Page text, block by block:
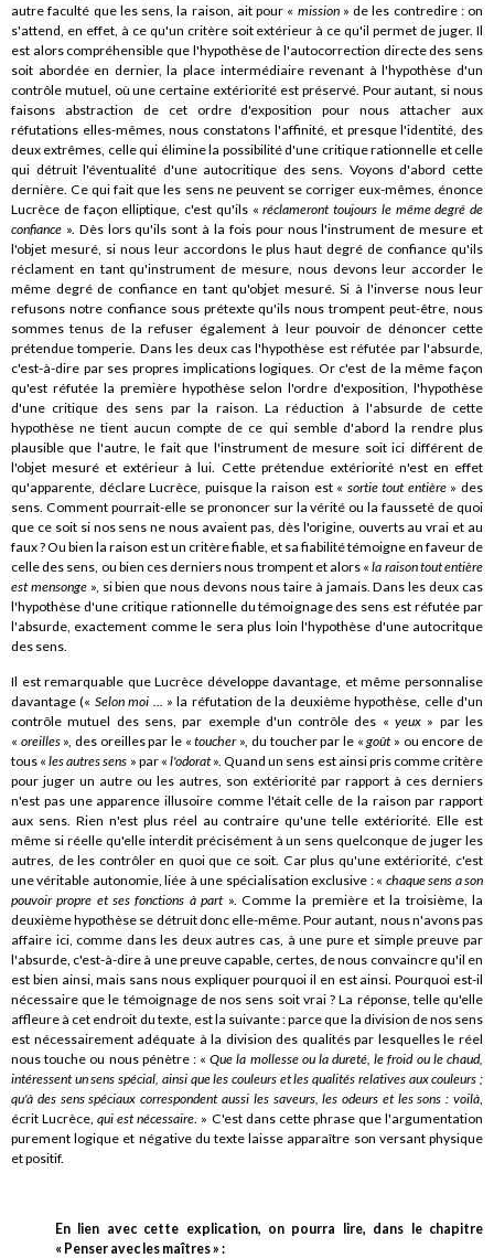
autre faculté que les sens, la raison, ait pour « mission» de les contredire : on
s'attend, en effet, à ce qu'un critère soit extérieur à ce qu'il permet de juger. Il
est alors compréhensible que l'hypothèse de l'autocorrection directe des sens
soit abordée en dernier, la place intermédiaire revenant à l'hypothèse d'un
contrôle mutuel, où une certaine extériorité est préservé. Pour autant, si nous
faisons abstraction de cet ordre d'exposition pour nous attacher aux
réfutations elles-mêmes, nous constatons l'affinité, et presque l'identité, des
deux extrêmes, celle qui élimine la possibilité d'une critique rationnelle et celle
qui détruit l'éventualité d'une autocritique des sens. Voyons d'abord cette
dernière. Ce qui fait que les sens ne peuvent se corriger eux-mêmes, énonce
Lucrèce de façon elliptique, c'est qu'ils «réclameront toujours le même degré de
confiance ». Dès lors qu'ils sont à la fois pour nous l'instrument de mesure et
l'objet mesuré, si nous leur accordons le plus haut degré de confiance qu'ils
réclament en tant qu'instrument de mesure, nous devons leur accorder le
même degré de confiance en tant qu'objet mesuré. Si à l'inverse nous leur
refusons notre confiance sous prétexte qu'ils nous trompent peut-être, nous
sommes tenus de la refuser également à leur pouvoir de dénoncer cette
prétendue tomperie. Dans les deux cas l'hypothèse est réfutée par l'absurde,
c'est-à-dire par ses propres implications logiques. Or c'est de la même façon
qu'est réfutée la première hypothèse selon l'ordre d'exposition, l'hypothèse
d'une critique des sens par la raison. La réduction à l'absurde de cette
hypothèse ne tient aucun compte de ce qui semble d'abord la rendre plus
plausible que l'autre, le fait que l'instrument de mesure soit ici différent de
l'objet mesuré et extérieur à lui. Cette prétendue extériorité n'est en effet
qu'apparente, déclare Lucrèce, puisque la raison est « sortie tout entière» des
sens. Comment pourrait-elle se prononcer sur la vérité ou la fausseté de quoi
que ce soit si nos sens ne nous avaient pas, dès l'origine, ouverts au vrai et au
faux ? Ou bien la raison est un critère fiable, et sa fiabilité témoigne en faveur de
celle des sens, ou bien ces derniers nous trompent et alors «la raison tout entière
est mensonge», si bien que nous devons nous taire à jamais. Dans les deux cas
l'hypothèse d'une critique rationnelle du témoignage des sens est réfutée par
l'absurde, exactement comme le sera plus loin l'hypothèse d'une autocritque
des sens.
Il est remarquable que Lucrèce développe davantage, et même personnalise
davantage (« Selon moi ... » la réfutation de la deuxième hypothèse, celle d'un
contrôle mutuel des sens, par exemple d'un contrôle des «yeux » par les
« oreilles», des oreilles par le «toucher», du toucher par le «goût» ou encore de
tous «les autres sens » par « l'odorat». Quand un sens est ainsi pris comme critère
pour juger un autre ou les autres, son extériorité par rapport à ces derniers
n'est pas une apparence illusoire comme l'était celle de la raison par rapport
aux sens. Rien n'est plus réel au contraire qu'une telle extériorité. Elle est
même si réelle qu'elle interdit précisément à un sens quelconque de juger les
autres, de les contrôler en quoi que ce soit. Car plus qu'une extériorité, c'est
une véritable autonomie, liée à une spécialisation exclusive : « chaque sens a son
pouvoir propre et ses fonctions à part». Comme la première et la troisième, la
deuxième hypothèse se détruit donc elle-même. Pour autant, nous n'avons pas
affaire ici, comme dans les deux autres cas, à une pure et simple preuve par
l'absurde, c'est-à-dire à une preuve capable, certes, de nous convaincre qu'il en
est bien ainsi, mais sans nous expliquer pourquoi il en est ainsi. Pourquoi est-il
nécessaire que le témoignage de nos sens soit vrai ? La réponse, telle qu'elle
affleure à cet endroit du texte, est la suivante : parce que la division de nos sens
est nécessairement adéquate à la division des qualités par lesquelles le réel
nous touche ou nous pénètre : «Que la mollesse ou la dureté, le froid ou le chaud,
intéressent un sens spécial, ainsi que les couleurs et les qualités relatives aux couleurs ;
qu'à des sens spéciaux correspondent aussi les saveurs, les odeurs et les sons : voilà,
écrit Lucrèce, qui est nécessaire. » C'est dans cette phrase que l'argumentation
purement logique et négative du texte laisse apparaître son versant physique
et positif.
En lien avec cette explication, on pourra lire, dans le chapitre
« Penser avec les maîtres » :